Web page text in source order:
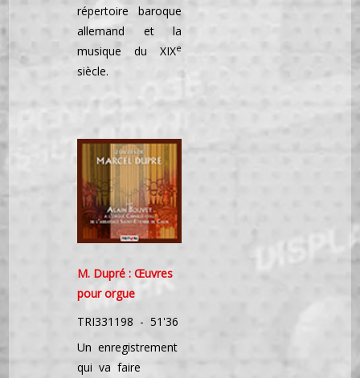
répertoire baroque
allemand et la
musique du XIXe
siècle.
M. Dupré : Œuvres
pour orgue
TRI331198 - 51'36
Un enregistrement
qui va faire